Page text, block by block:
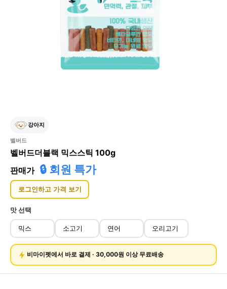
강아지
벨버드
벨버드더블랙 믹스스틱 100g
판매가 🔒 회원 특가
로그인하고 가격 보기
맛선택
믹스 소고기 연어 오리고기
비마이펫에서 바로 결제 · 30,000원 이상 무료배송